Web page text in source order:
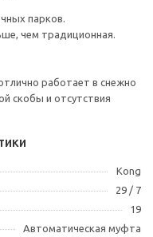
парков.
чем традиционная.
работает в снежно
скобы и отсутствия
Kong
29 / 7
19
Автоматическая муфта